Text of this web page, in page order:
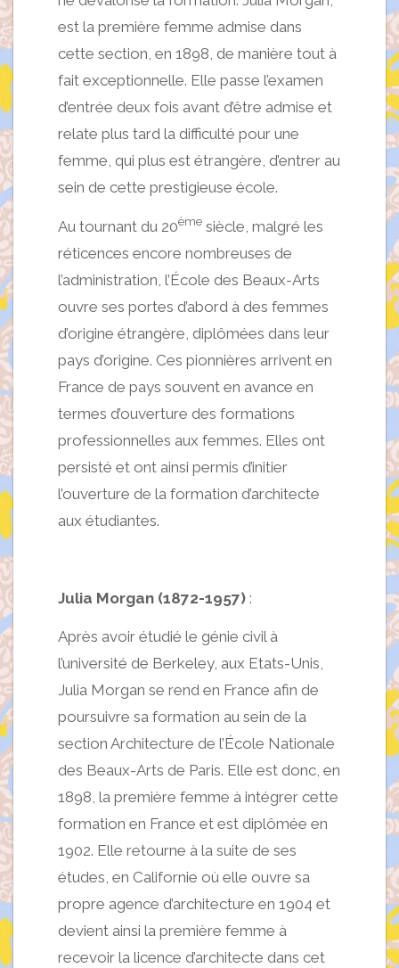
est la première femme admise dans
cette section, en 1898, de manière tout à
fait exceptionnelle. Elle passe l’examen
d’entrée deux fois avant d’être admise et
relate plus tard la difficulté pour une
femme, qui plus est étrangère, d’entrer au
sein de cette prestigieuse école.
Au tournant du 20ème siècle, malgré les
réticences encore nombreuses de
l’administration, l’École des Beaux-Arts
ouvre ses portes d’abord à des femmes
d’origine étrangère, diplômées dans leur
pays d’origine. Ces pionnières arrivent en
France de pays souvent en avance en
termes d’ouverture des formations
professionnelles aux femmes. Elles ont
persisté et ont ainsi permis d’initier
l’ouverture de la formation d’architecte
aux étudiantes.
Julia Morgan (1872-1957) :
Après avoir étudié le génie civil à
l’université de Berkeley, aux Etats-Unis,
Julia Morgan se rend en France afin de
poursuivre sa formation au sein de la
section Architecture de l’École Nationale
des Beaux-Arts de Paris. Elle est donc, en
1898, la première femme à intégrer cette
formation en France et est diplômée en
1902. Elle retourne à la suite de ses
études, en Californie où elle ouvre sa
propre agence d’architecture en 1904 et
devient ainsi la première femme à
recevoir la licence d’architecte dans cet